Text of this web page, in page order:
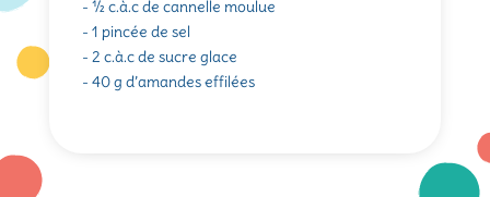
- ½ c.à.c de cannelle moulue
- 1 pincée de sel
- 2 c.à.c de sucre glace
- 40 g d’amandes effilées